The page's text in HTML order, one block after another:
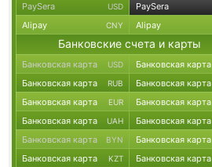
PaySera USD PaySera
Alipay CNY Alipay
Банковские счета и карты
Банковская карта USD Банковская карта
Банковская карта RUB Банковская карта
Банковская карта EUR Банковская карта
Банковская карта UAH Банковская карта
Банковская карта BYN Банковская карта
Банковская карта KZT Банковская карта